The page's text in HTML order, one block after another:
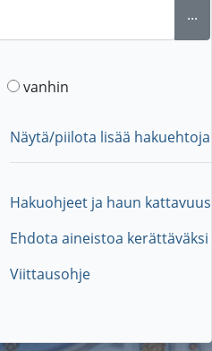
...
vanhin
Näytä/piilota lisää hakuehtoja
Hakuohjeet ja haun kattavuus
Ehdota aineistoa kerättäväksi
Viittausohje